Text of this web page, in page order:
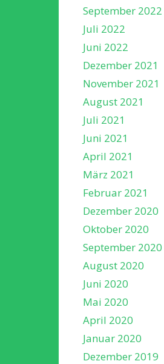
September 2022
Juli 2022
Juni 2022
Dezember 2021
November 2021
August 2021
Juli 2021
Juni 2021
April 2021
März 2021
Februar 2021
Dezember 2020
Oktober 2020
September 2020
August 2020
Juni 2020
Mai 2020
April 2020
Januar 2020
Dezember 2019